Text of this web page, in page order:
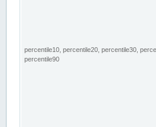
percentile10, percentile20, percentile30,
percentile90